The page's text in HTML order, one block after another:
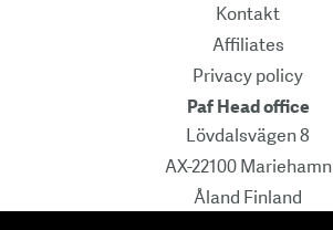
Kontakt
Affiliates
Privacy policy
Paf Head office
Lövdalsvägen 8
AX-22100 Mariehamn
Åland Finland